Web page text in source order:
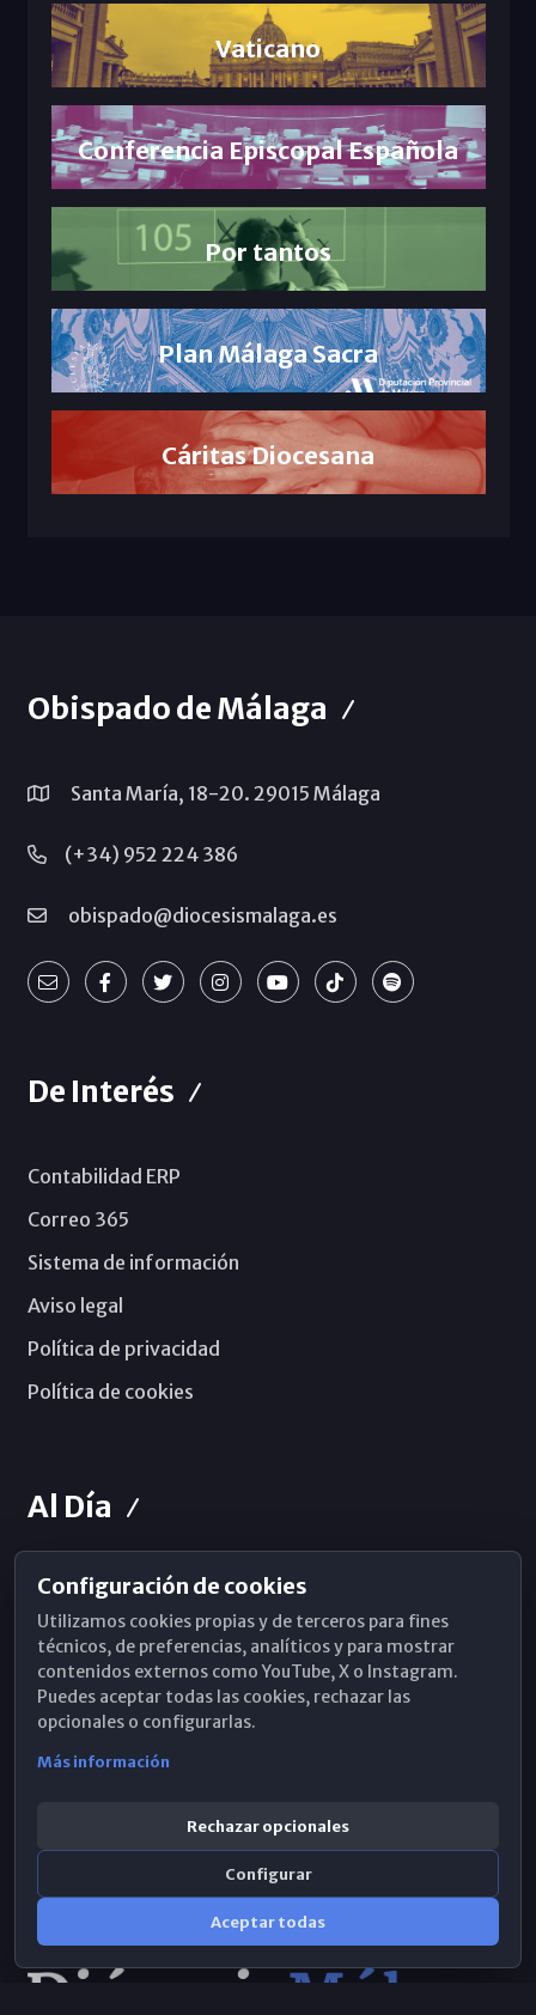
Vaticano
Conferencia Episcopal Española
Por tantos
Plan Málaga Sacra
Cáritas Diocesana
Obispado de Málaga
Santa María, 18-20. 29015 Málaga
(+34) 952 224 386
obispado@diocesismalaga.es
De Interés
Contabilidad ERP
Correo 365
Sistema de información
Aviso legal
Política de privacidad
Política de cookies
Al Día
Horarios de Misa
Hemeroteca
WhatsApp
Configuración de cookies
Utilizamos cookies propias y de terceros para fines
técnicos, de preferencias, analíticos y para mostrar
contenidos externos como YouTube, X o Instagram.
Puedes aceptar todas las cookies, rechazar las
opcionales o configurarlas.
Más información
Rechazar opcionales
Configurar
Aceptar todas